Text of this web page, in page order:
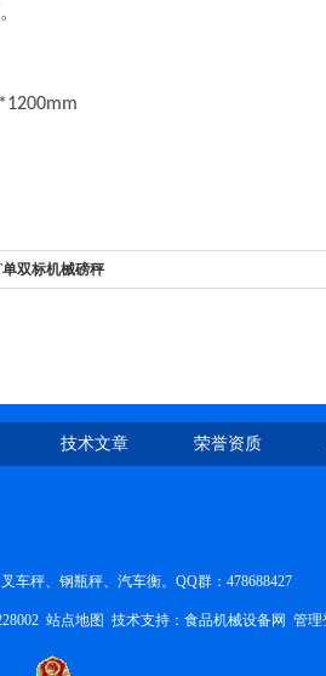
双标机械磅秤
技术文章 荣誉资质
车秤、钢瓶秤、汽车衡。QQ群：478688427
站点地图 技术支持： 食品机械设备网 管理